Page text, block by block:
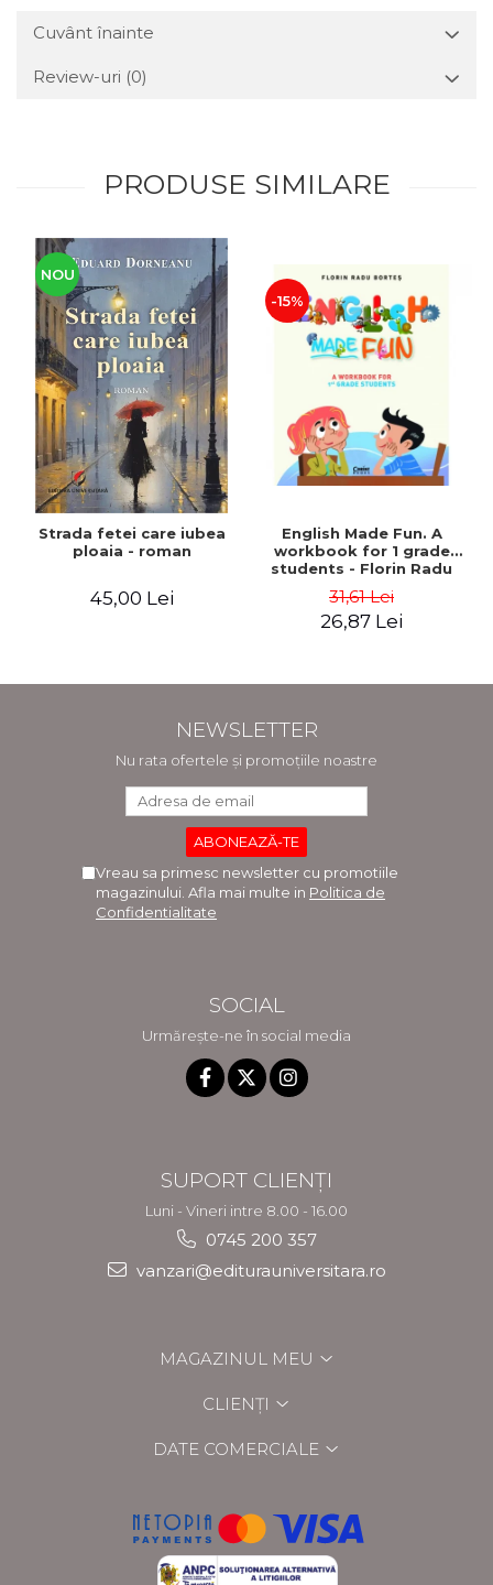
Cuvânt înainte
Review-uri (0)
PRODUSE SIMILARE
NOU
Strada fetei care iubea
ploaia - roman
45,00 Lei
-15%
English Made Fun. A
workbook for 1 grade
students - Florin Radu
31,61 Lei
26,87 Lei
NEWSLETTER
Nu rata ofertele și promoțiile noastre
Vreau sa primesc newsletter cu promotiile
magazinului. Afla mai multe in Politica de
Confidentialitate
SOCIAL
Urmărește-ne în social media
SUPORT CLIENȚI
Luni - Vineri intre 8.00 - 16.00
0745 200 357
vanzari@editurauniversitara.ro
MAGAZINUL MEU
CLIENȚI
DATE COMERCIALE